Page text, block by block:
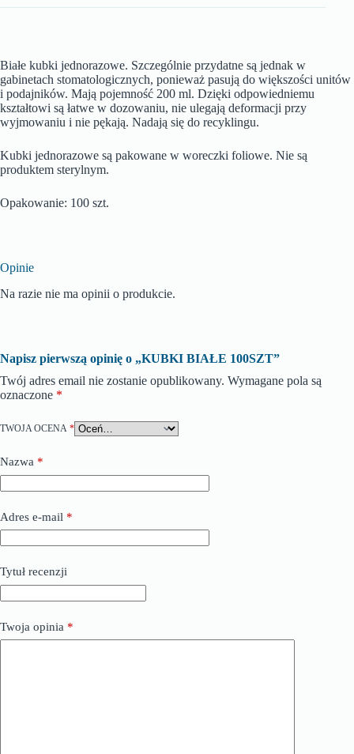
Białe kubki jednorazowe. Szczególnie przydatne są jednak w
gabinetach stomatologicznych, ponieważ pasują do większości unitów
i podajników. Mają pojemność 200 ml. Dzięki odpowiedniemu
kształtowi są łatwe w dozowaniu, nie ulegają deformacji przy
wyjmowaniu i nie pękają. Nadają się do recyklingu.
Kubki jednorazowe są pakowane w woreczki foliowe. Nie są
produktem sterylnym.
Opakowanie: 100 szt.
Opinie
Na razie nie ma opinii o produkcie.
Napisz pierwszą opinię o „KUBKI BIAŁE 100SZT”
Twój adres email nie zostanie opublikowany. Wymagane pola są
oznaczone *
TWOJA OCENA *
Nazwa *
Adres e-mail *
Tytuł recenzji
Twoja opinia *